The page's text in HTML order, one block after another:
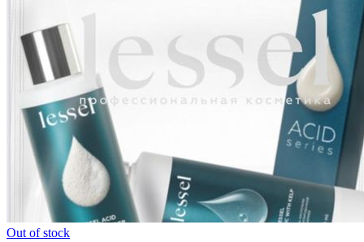
Out of stock